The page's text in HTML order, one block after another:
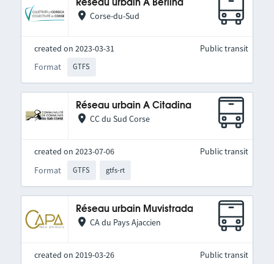
Réseau urbain A Berlina
Corse-du-Sud
created on 2023-03-31
Format
GTFS
Public transit
Réseau urbain A Citadina
CC du Sud Corse
created on 2023-07-06
Format
GTFS gtfs-rt
Public transit
Réseau urbain Muvistrada
CA du Pays Ajaccien
created on 2019-03-26
Public transit